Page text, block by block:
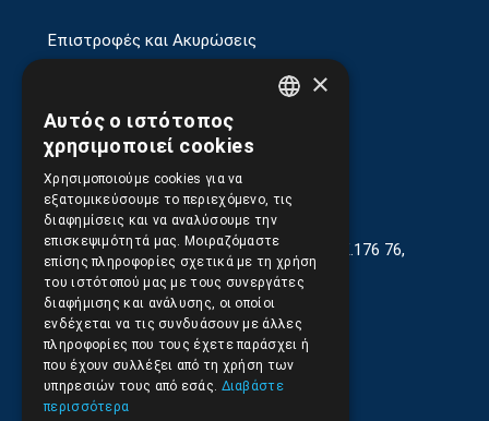
Επιστροφές και Ακυρώσεις
Γεωργίου Κρέμου 13-17, Καλλιθέα, Τ.Κ.176 76,
Αθήνα, Ελλάδα
210.9566.401(11.30-17.00)
210.9566.402
Email: info@pds.com.gr
×
Αυτός ο ιστότοπος
χρησιμοποιεί cookies
Χρησιμοποιούμε cookies για να
εξατομικεύσουμε το περιεχόμενο, τις
διαφημίσεις και να αναλύσουμε την
επισκεψιμότητά μας. Μοιραζόμαστε
επίσης πληροφορίες σχετικά με τη χρήση
του ιστότοπού μας με τους συνεργάτες
διαφήμισης και ανάλυσης, οι οποίοι
ενδέχεται να τις συνδυάσουν με άλλες
πληροφορίες που τους έχετε παράσχει ή
που έχουν συλλέξει από τη χρήση των
υπηρεσιών τους από εσάς. Διαβάστε
περισσότερα